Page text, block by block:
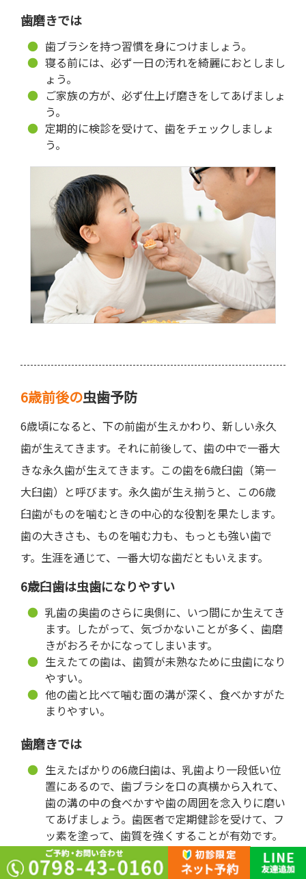
歯磨きでは
歯ブラシを持つ習慣を身につけましょう。
寝る前には、必ず一日の汚れを綺麗におとしまし
ょう。
ご家族の方が、必ず仕上げ磨きをしてあげましょ
う。
定期的に検診を受けて、歯をチェックしましょ
う。
6歳前後の虫歯予防
6歳頃になると、下の前歯が生えかわり、新しい永久
歯が生えてきます。それに前後して、歯の中で一番大
きな永久歯が生えてきます。この歯を6歳臼歯（第一
大臼歯）と呼びます。永久歯が生え揃うと、この6歳
臼歯がものを噛むときの中心的な役割を果たします。
歯の大きさも、ものを噛む力も、もっとも強い歯で
す。生涯を通じて、一番大切な歯だともいえます。
6歳臼歯は虫歯になりやすい
乳歯の奥歯のさらに奥側に、いつ間にか生えてき
ます。したがって、気づかないことが多く、歯磨
きがおろそかになってしまいます。
生えたての歯は、歯質が未熟なために虫歯になり
やすい。
他の歯と比べて噛む面の溝が深く、食べかすがた
まりやすい。
歯磨きでは
生えたばかりの6歳臼歯は、乳歯より一段低い位
置にあるので、歯ブラシを口の真横から入れて、
歯の溝の中の食べかすや歯の周囲を念入りに磨い
てあげましょう。歯医者で定期健診を受けて、フ
ッ素を塗って、歯質を強くすることが有効です。